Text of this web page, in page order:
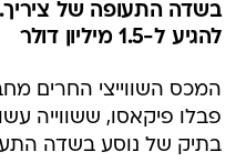
בשדה התעופה של
להגיע ל-1.5 מיליון דולר
המכס השווייצי החרים
בתיק של נוסע בשדה